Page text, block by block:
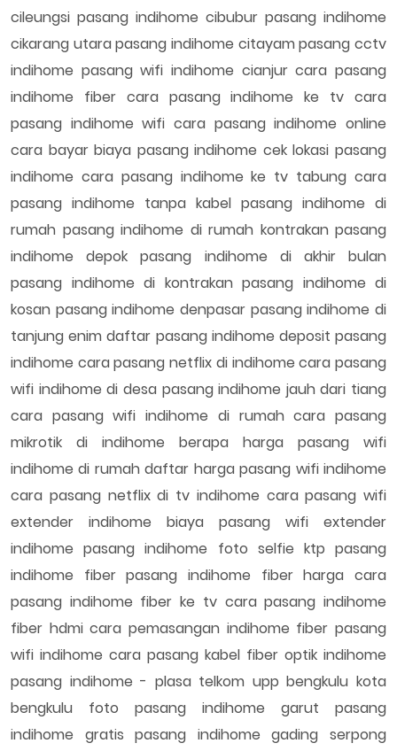
cileungsi pasang indihome cibubur pasang indihome
cikarang utara pasang indihome citayam pasang cctv
indihome pasang wifi indihome cianjur cara pasang
indihome fiber cara pasang indihome ke tv cara
pasang indihome wifi cara pasang indihome online
cara bayar biaya pasang indihome cek lokasi pasang
indihome cara pasang indihome ke tv tabung cara
pasang indihome tanpa kabel pasang indihome di
rumah pasang indihome di rumah kontrakan pasang
indihome depok pasang indihome di akhir bulan
pasang indihome di kontrakan pasang indihome di
kosan pasang indihome denpasar pasang indihome di
tanjung enim daftar pasang indihome deposit pasang
indihome cara pasang netflix di indihome cara pasang
wifi indihome di desa pasang indihome jauh dari tiang
cara pasang wifi indihome di rumah cara pasang
mikrotik di indihome berapa harga pasang wifi
indihome di rumah daftar harga pasang wifi indihome
cara pasang netflix di tv indihome cara pasang wifi
extender indihome biaya pasang wifi extender
indihome pasang indihome foto selfie ktp pasang
indihome fiber pasang indihome fiber harga cara
pasang indihome fiber ke tv cara pasang indihome
fiber hdmi cara pemasangan indihome fiber pasang
wifi indihome cara pasang kabel fiber optik indihome
pasang indihome - plasa telkom upp bengkulu kota
bengkulu foto pasang indihome garut pasang
indihome gratis pasang indihome gading serpong